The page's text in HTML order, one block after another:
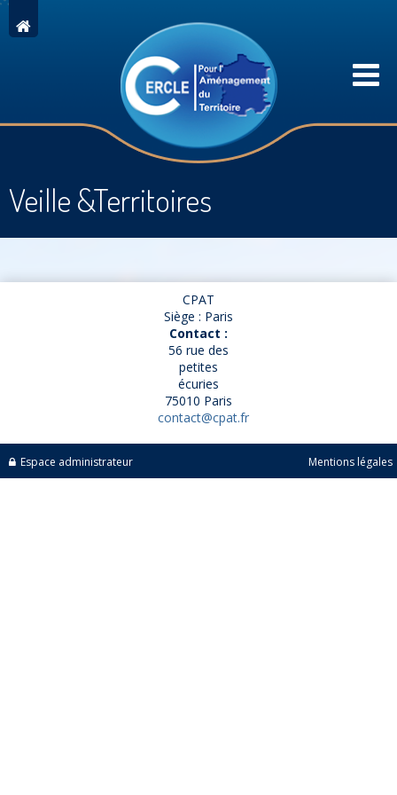
Veille &Territoires
CPAT
Siège : Paris
Contact :
56 rue des
petites
écuries
75010 Paris
contact@cpat.fr
Espace administrateur Mentions légales